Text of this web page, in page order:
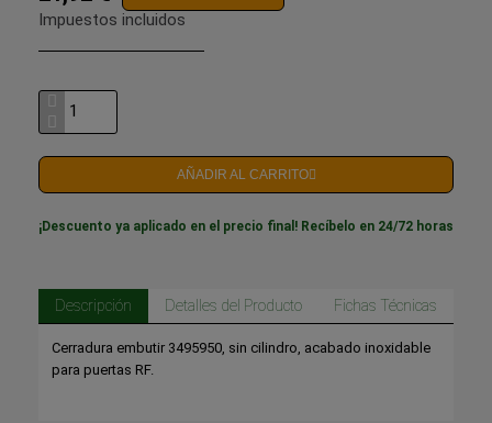
Impuestos incluidos
AÑADIR AL CARRITO
¡Descuento ya aplicado en el precio final! Recíbelo en 24/72 horas
Descripción Detalles del Producto Fichas Técnicas
Cerradura embutir 3495950, sin cilindro, acabado inoxidable
para puertas RF.